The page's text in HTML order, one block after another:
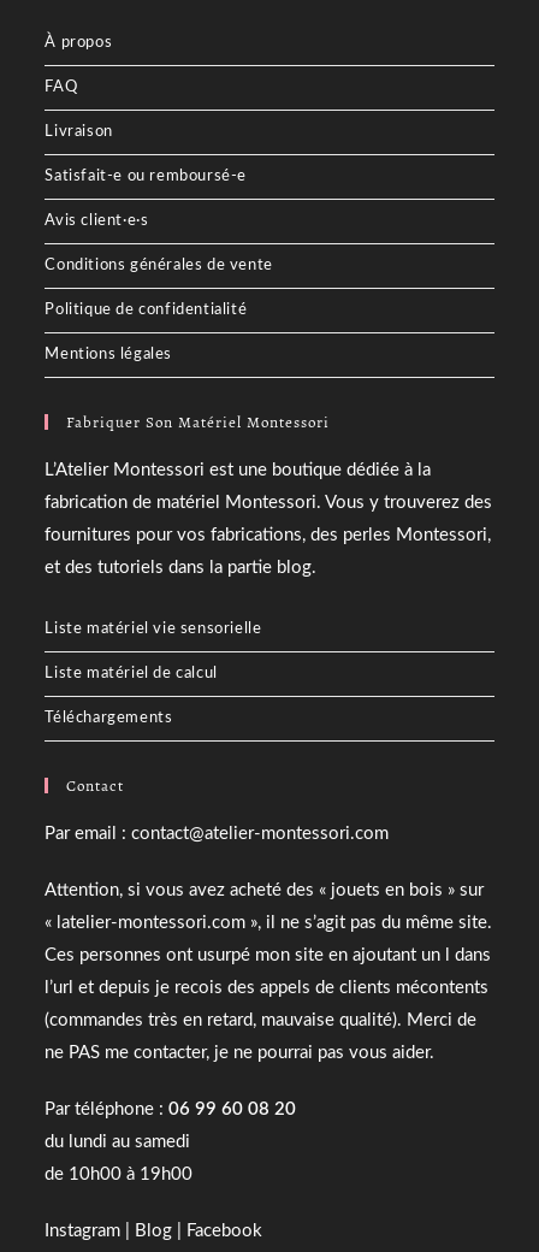
À propos
FAQ
Livraison
Satisfait-e ou remboursé-e
Avis client·e·s
Conditions générales de vente
Politique de confidentialité
Mentions légales
Fabriquer Son Matériel Montessori
L’Atelier Montessori est une boutique dédiée à la
fabrication de matériel Montessori. Vous y trouverez des
fournitures pour vos fabrications, des perles Montessori,
et des tutoriels dans la partie blog.
Liste matériel vie sensorielle
Liste matériel de calcul
Téléchargements
Contact
Par email : contact@atelier-montessori.com
Attention, si vous avez acheté des « jouets en bois » sur
« latelier-montessori.com », il ne s’agit pas du même site.
Ces personnes ont usurpé mon site en ajoutant un l dans
l’url et depuis je recois des appels de clients mécontents
(commandes très en retard, mauvaise qualité). Merci de
ne PAS me contacter, je ne pourrai pas vous aider.
Par téléphone :06 99 60 08 20
du lundi au samedi
de 10h00 à 19h00
Instagram Blog Facebook